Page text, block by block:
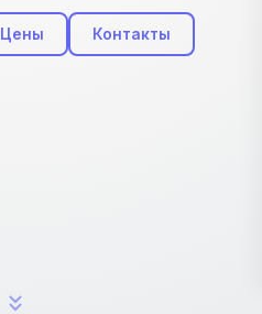
Цены Контакты